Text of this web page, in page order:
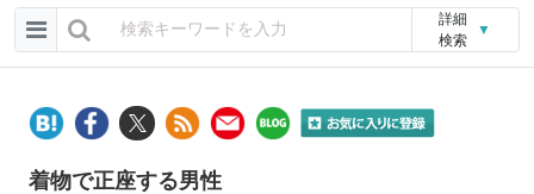
詳細
検索
▼
着物で正座する男性